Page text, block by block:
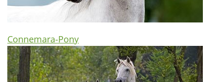
Connemara-Pony